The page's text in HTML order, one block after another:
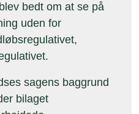
bedt om at se på
uden for
sagens baggrund
bilaget